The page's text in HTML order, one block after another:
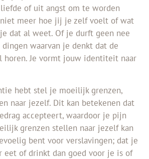
of uit angst om te worden
niet meer hoe jij je zelf voelt of wat
dat al weet. Of je durft geen nee
waarvan je denkt dat de
horen. Je vormt jouw identiteit naar
hebt stel je moeilijk grenzen,
naar jezelf. Dit kan betekenen dat
accepteert, waardoor je pijn
grenzen stellen naar jezelf kan
bent voor verslavingen; dat je
eet of drinkt dan goed voor je is of